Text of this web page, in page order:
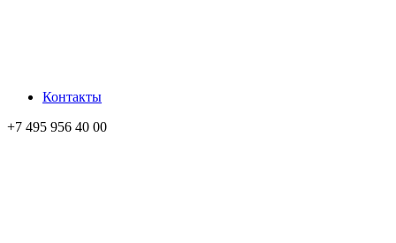
Контакты
+7 495 956 40 00